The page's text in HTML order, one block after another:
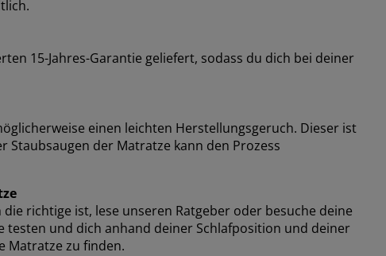
15-Jahres-Garantie geliefert, sodass du dich bei deiner
einen leichten Herstellungsgeruch. Dieser ist
der Matratze kann den Prozess
richtige ist, lese unseren Ratgeber oder besuche deine
testen und dich anhand deiner Schlafposition und deiner
Matratze zu finden.